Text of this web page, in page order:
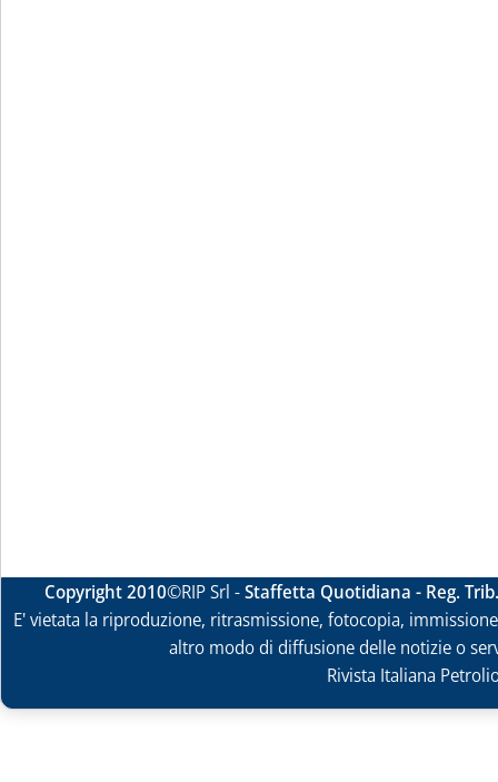
Copyright 2010©RIP Srl -Staffetta Quotidiana - Reg.
E' vietata la riproduzione, ritrasmissione, fotocopia,
altro modo di diffusione delle notizie o
Rivista Italiana